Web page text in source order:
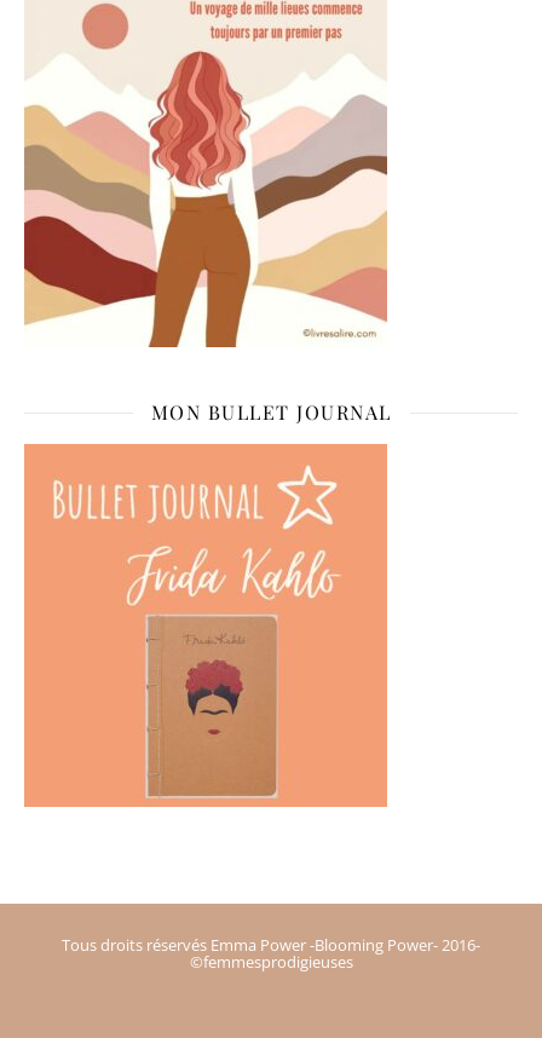
MON BULLET JOURNAL
Tous droits réservés Emma Power -Blooming Power- 2016-
©femmesprodigieuses